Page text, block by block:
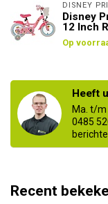
DISNEY
Disney
12 Inch
Op
Heeft
Ma. t/m
0485
Recent